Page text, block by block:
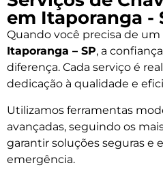
em Itaporanga -
Quando você precisa de um
Itaporanga – SP, a
diferença. Cada serviço é
dedicação à qualidade e
Utilizamos ferramentas
avançadas, seguindo os
garantir soluções seguras e
emergência.